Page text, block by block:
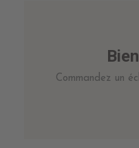
Commandez un